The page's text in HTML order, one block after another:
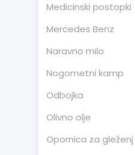
Medicinski postopki
Mercedes Benz
Naravno milo
Nogometni kamp
Odbojka
Olivno olje
Opornica za gleženj